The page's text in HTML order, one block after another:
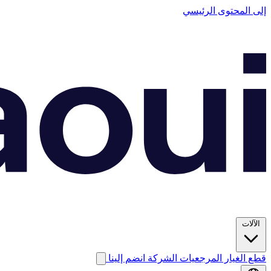
إلى المحتوى الرئيسي
الآلات
قطع الغيار المرجعيات الشركة انضم إلينا